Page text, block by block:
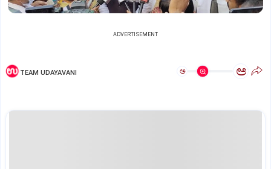
ADVERTISEMENT
TEAM UDAYAVANI ಅ ಅ